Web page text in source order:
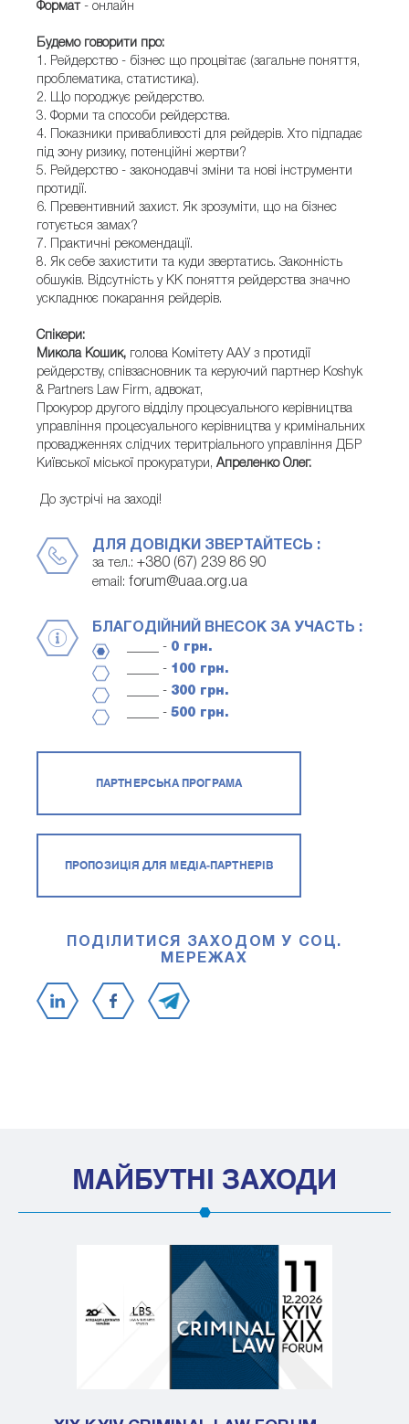
Формат- онлайн
Будемо говорити про:
1. Рейдерство - бізнес що процвітає (загальне поняття,
проблематика, статистика).
2. Що породжує рейдерство.
3. Форми та способи рейдерства.
4. Показники привабливості для рейдерів. Хто підпадає
під зону ризику, потенційні жертви?
5. Рейдерство - законодавчі зміни та нові інструменти
протидії.
6. Превентивний захист. Як зрозуміти, що на бізнес
готується замах?
7. Практичні рекомендації.
8. Як себе захистити та куди звертатись. Законність
обшуків. Відсутність у КК поняття рейдерства значно
ускладнює покарання рейдерів.
Спікери:
Микола Кошик, голова Комітету ААУ з протидії
рейдерству, співзасновник та керуючий партнер Koshyk
& Partners Law Firm, адвокат,
Прокурор другого відділу процесуального керівництва
управління процесуального керівництва у кримінальних
провадженнях слідчих теритріального управління ДБР
Київської міської прокуратури, Апреленко Олег.
До зустрічі на заході!
ДЛЯ ДОВІДКИ ЗВЕРТАЙТЕСЬ :
за тел.: +380 (67) 239 86 90
email: forum@uaa.org.ua
БЛАГОДІЙНИЙ ВНЕСОК ЗА УЧАСТЬ :
_____ - 0 грн.
_____ - 100 грн.
_____ - 300 грн.
_____ - 500 грн.
ПАРТНЕРСЬКА ПРОГРАМА
ПРОПОЗИЦІЯ ДЛЯ МЕДІА-ПАРТНЕРІВ
ПОДІЛИТИСЯ ЗАХОДОМ У СОЦ.
МЕРЕЖАХ
МАЙБУТНІ ЗАХОДИ